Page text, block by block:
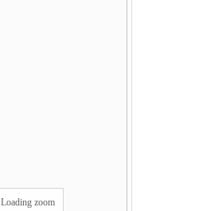
Loading zoom